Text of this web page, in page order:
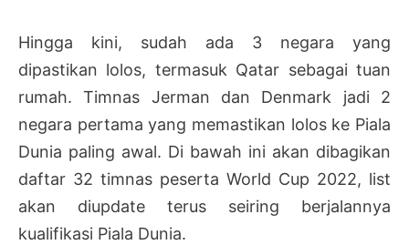
Hingga kini, sudah ada 3 negara yang
dipastikan lolos, termasuk Qatar sebagai tuan
rumah. Timnas Jerman dan Denmark jadi 2
negara pertama yang memastikan lolos ke Piala
Dunia paling awal. Di bawah ini akan dibagikan
daftar 32 timnas peserta World Cup 2022, list
akan diupdate terus seiring berjalannya
kualifikasi Piala Dunia.